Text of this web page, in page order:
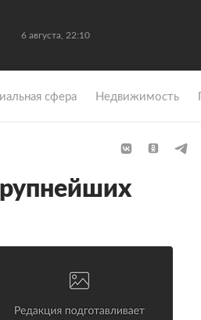
6 августа, 22:10
сфера Недвижимость